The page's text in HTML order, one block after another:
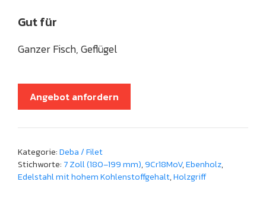
Gut für
Ganzer Fisch, Geflügel
Angebot anfordern
Kategorie:Deba / Filet
Stichworte: 7 Zoll (180–199 mm),9Cr18MoV,Ebenholz,
Edelstahl mit hohem Kohlenstoffgehalt,Holzgriff